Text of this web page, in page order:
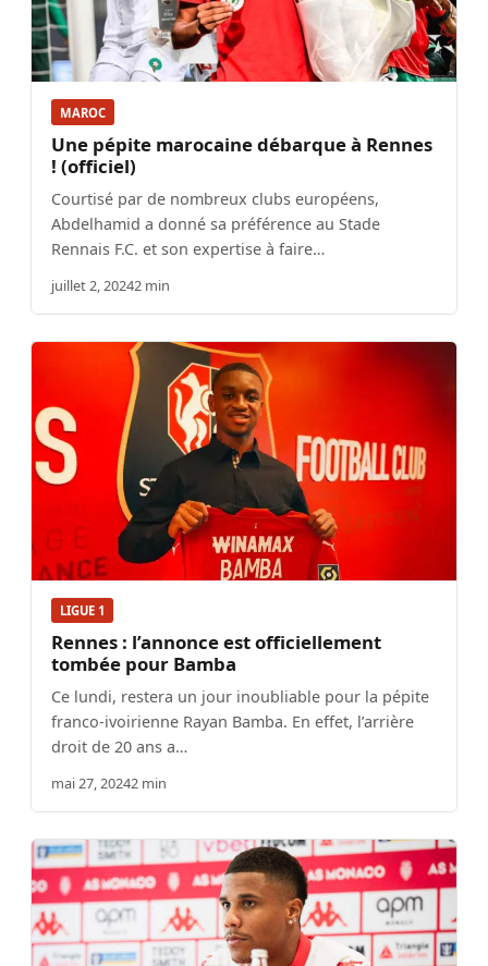
MAROC
Une pépite marocaine débarque à Rennes
! (officiel)
Courtisé par de nombreux clubs européens,
Abdelhamid a donné sa préférence au Stade
Rennais F.C. et son expertise à faire…
juillet 2, 20242 min
LIGUE 1
Rennes : l’annonce est officiellement
tombée pour Bamba
Ce lundi, restera un jour inoubliable pour la pépite
franco-ivoirienne Rayan Bamba. En effet, l’arrière
droit de 20 ans a…
mai 27, 20242 min